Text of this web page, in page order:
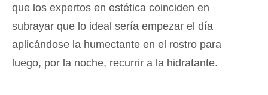
que los expertos en estética coinciden en
subrayar que lo ideal sería empezar el día
aplicándose la humectante en el rostro para
luego, por la noche, recurrir a la hidratante.